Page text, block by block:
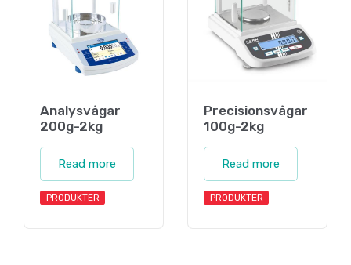
Analysvågar
200g-2kg
Read more
PRODUKTER
Precisionsvågar
100g-2kg
Read more
PRODUKTER